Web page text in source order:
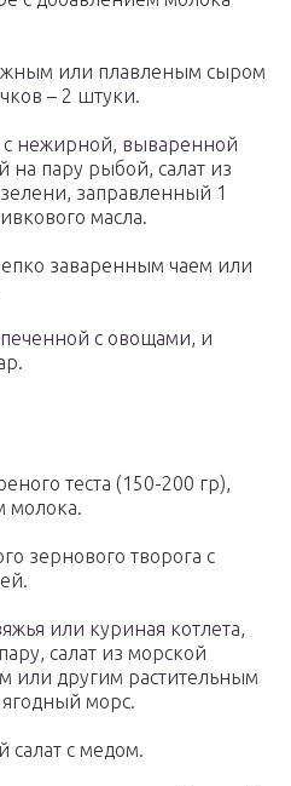
или плавленым сыром
– 2 штуки.
нежирной, вываренной
на пару рыбой, салат из
заправленный 1
масла.
заваренным чаем или
с овощами, и
теста (150-200 гр),
молока.
зернового творога с
или куриная котлета,
салат из морской
или другим растительным
морс.
с медом.